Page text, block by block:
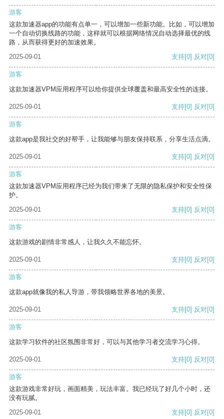
游客
这款加速器app的功能有点单一，可以增加一些新功能。比如，可以增加
一个自动切换线路的功能，这样就可以根据网络情况自动选择最优的线
路，从而获得更好的加速效果。
2025-09-01
支持[0] 反对[0]
游客
这款加速器VPM应用程序可以给你提供全球覆盖和最高安全性的连接。
2025-09-01 支持[0] 反对[0]
游客
这款app是我社交的好帮手，让我能够与朋友保持联系，分享生活点滴。
2025-09-01 支持[0] 反对[0]
游客
这款加速器VPM应用程序已经为我们带来了无限的隐私保护和安全性保
护。
2025-09-01
支持[0] 反对[0]
游客
这款游戏的剧情非常感人，让我久久不能忘怀。
2025-09-01 支持[0] 反对[0]
游客
这款app就像我的私人导游，带我领略世界各地的美景。
2025-09-01 支持[0] 反对[0]
游客
这款学习软件的社区氛围非常好，可以与其他学习者交流学习心得。
2025-09-01 支持[0] 反对[0]
游客
这款游戏非常好玩，画面精美，玩法丰富。我已经玩了好几个小时，还
没有玩腻。
2025-09-01
支持[0] 反对[0]